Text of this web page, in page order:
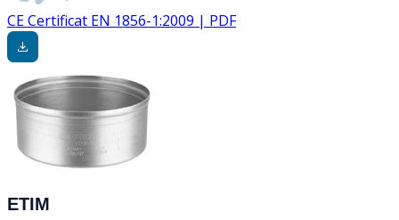
CE Certificat EN 1856-1:2009 | PDF
ETIM